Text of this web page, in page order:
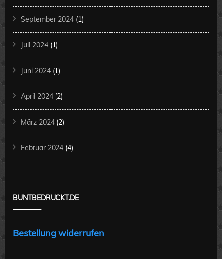
September 2024 (1)
Juli 2024 (1)
Juni 2024 (1)
April 2024 (2)
März 2024 (2)
Februar 2024 (4)
BUNTBEDRUCKT.DE
Bestellung widerrufen